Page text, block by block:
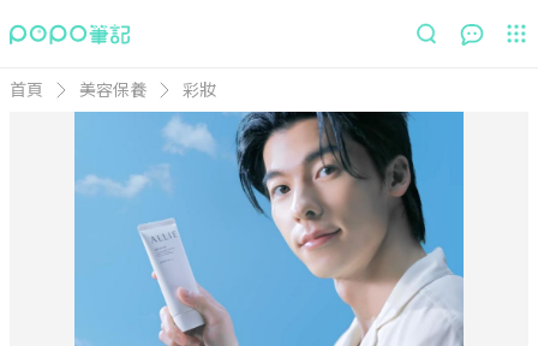
首頁 美容保養 彩妝